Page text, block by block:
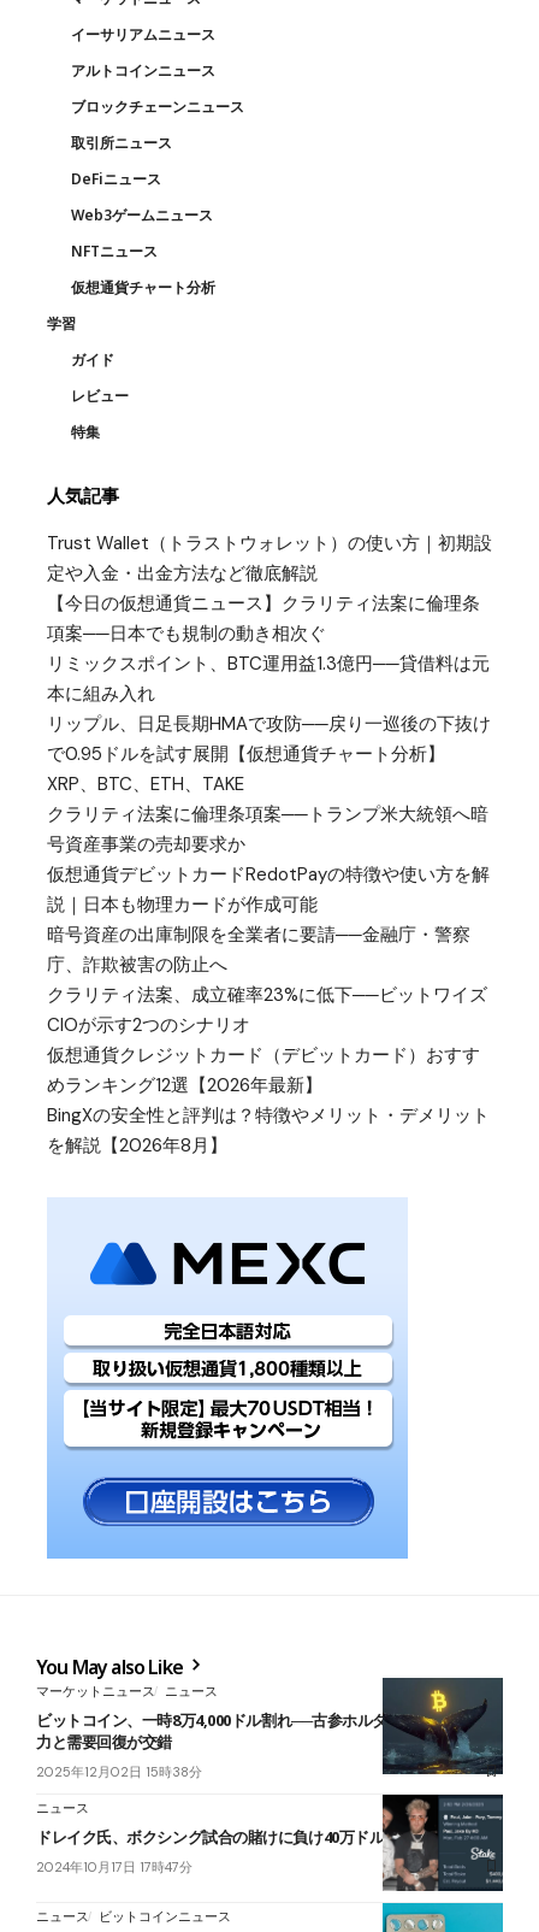
イーサリアムニュース
アルトコインニュース
ブロックチェーンニュース
取引所ニュース
DeFiニュース
Web3ゲームニュース
NFTニュース
仮想通貨チャート分析
学習
ガイド
レビュー
特集
人気記事
Trust Wallet（トラストウォレット）の使い方｜初期設
定や入金・出金方法など徹底解説
【今日の仮想通貨ニュース】クラリティ法案に倫理条
項案──日本でも規制の動き相次ぐ
リミックスポイント、BTC運用益1.3億円──貸借料は元
本に組み入れ
リップル、日足長期HMAで攻防──戻り一巡後の下抜け
で0.95ドルを試す展開【仮想通貨チャート分析】
XRP、BTC、ETH、TAKE
クラリティ法案に倫理条項案──トランプ米大統領へ暗
号資産事業の売却要求か
仮想通貨デビットカードRedotPayの特徴や使い方を解
説｜日本も物理カードが作成可能
暗号資産の出庫制限を全業者に要請──金融庁・警察
庁、詐欺被害の防止へ
クラリティ法案、成立確率23%に低下──ビットワイズ
CIOが示す2つのシナリオ
仮想通貨クレジットカード（デビットカード）おすす
めランキング12選【2026年最新】
BingXの安全性と評判は？特徴やメリット・デメリット
を解説【2026年8月】
You May also Like
マーケットニュース ニュース
ビットコイン、一時8万4,000ドル割れ──古参ホルダー移動で売り圧
力と需要回復が交錯
2025年12月02日 15時38分
ニュース
ドレイク氏、ボクシング試合の賭けに負け40万ドル分のBTCを失う
2024年10月17日 17時47分
ニュース ビットコインニュース